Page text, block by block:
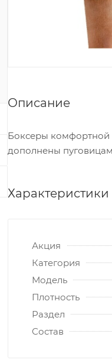
Описание
Боксеры комфортной
дополнены
Характеристики
Акция
Категория
Модель
Плотность
Раздел
Состав